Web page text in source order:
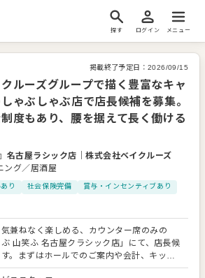
探す ログイン メニュー
掲載終了予定日： 2026/09/15
クルーズグループで描く豊富なキャ
ゃぶしゃぶ店で店長候補を募集。
度もあり、腰を据えて長く働ける
名古屋ラシック店 ｜株式会社ベイクルーズ
ング／居酒屋
り 社会保険完備
賞与・インセンティブあり
兼ねなく楽しめる、カウンター席のみの
ぶ 山笑ふ 名古屋クラシック店」にて、店長候
。まずはホールでのご案内や会計、キッチ
調理など、店舗業務全般をお任せします。